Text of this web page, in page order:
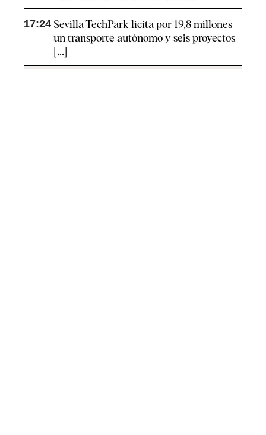
17:24 Sevilla TechPark licita por 19,8 millones
un transporte autónomo y seis proyectos
[...]